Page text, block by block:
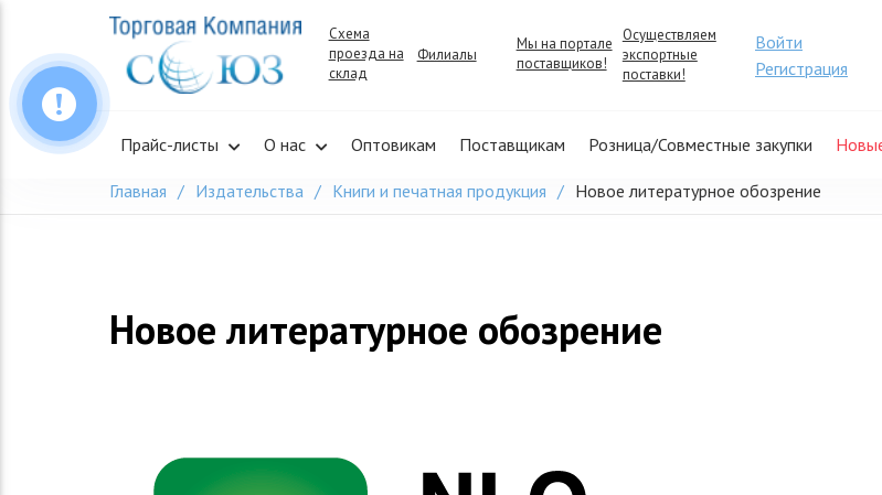
content
Схема
проезда на
склад
Филиалы
Мы на портале
поставщиков!
Осуществляем
экспортные
поставки!
Войти
Регистрация
Прайс-листы О нас Оптовикам Поставщикам Розница/Совместные закупки
Главная Издательства Книги и печатная продукция Новое литературное обозрение
Новое литературное обозрение